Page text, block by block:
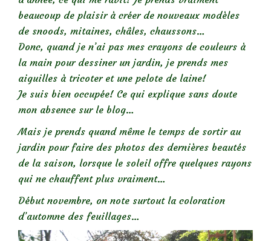
beaucoup de plaisir à créer de nouveaux modèles
de snoods, mitaines, châles, chaussons…
Donc, quand je n’ai pas mes crayons de couleurs à
la main pour dessiner un jardin, je prends mes
aiguilles à tricoter et une pelote de laine!
Je suis bien occupée! Ce qui explique sans doute
mon absence sur le blog…
Mais je prends quand même le temps de sortir au
jardin pour faire des photos des dernières beautés
de la saison, lorsque le soleil offre quelques rayons
qui ne chauffent plus vraiment…
Début novembre, on note surtout la coloration
d’automne des feuillages…